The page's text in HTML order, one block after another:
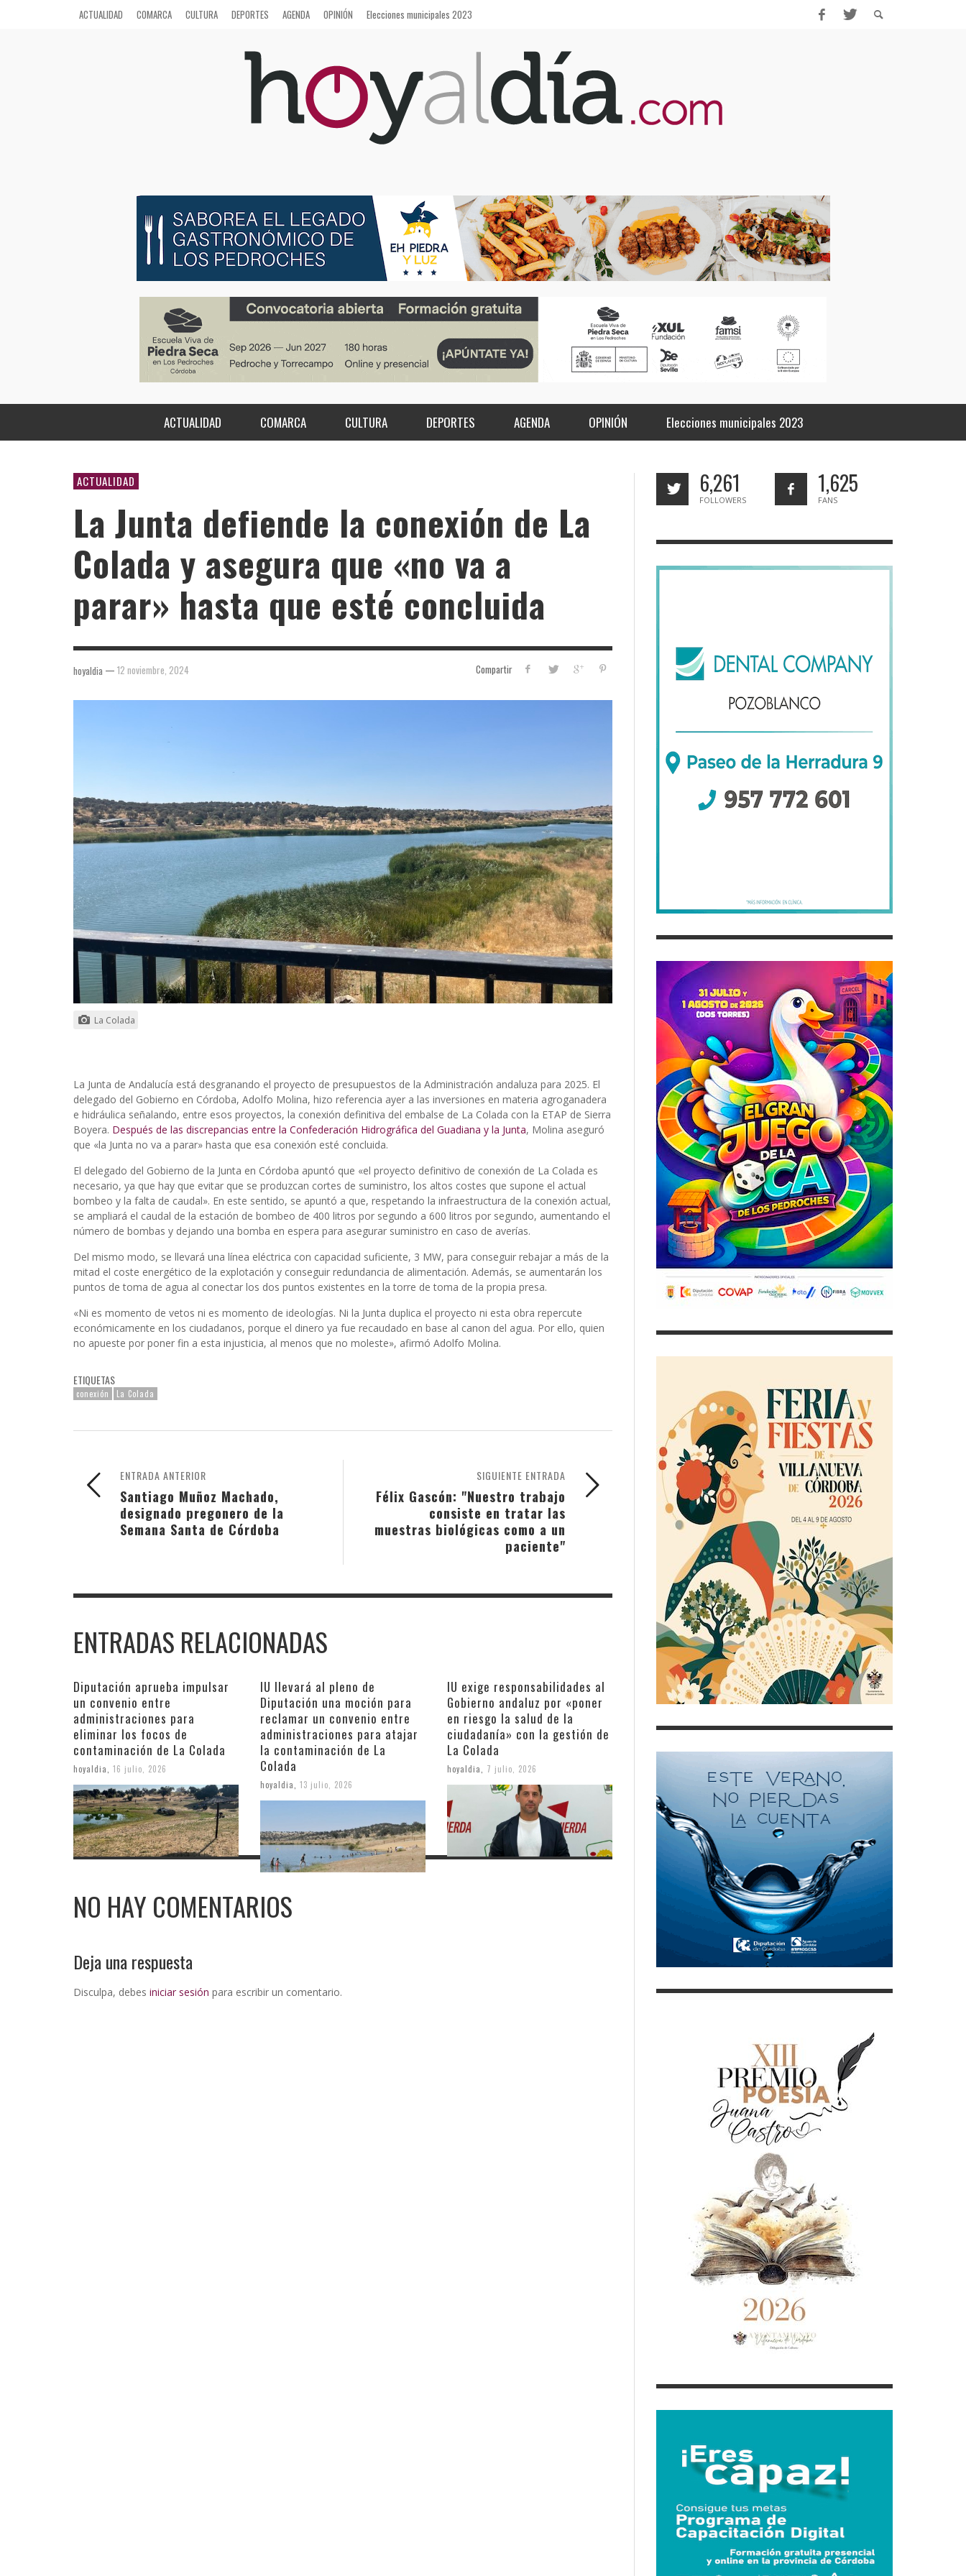
ACTUALIDAD COMARCA CULTURA DEPORTES AGENDA OPINIÓN Elecciones municipales 2023
ACTUALIDAD COMARCA CULTURA DEPORTES AGENDA OPINIÓN Elecciones municipales 2023
ACTUALIDAD
La Junta defiende la conexión de La
Colada y asegura que «no va a
parar» hasta que esté concluida
Compartir
hoyaldia — 12 noviembre, 2024
La Colada
La Junta de Andalucía está desgranando el proyecto de presupuestos de la Administración andaluza para 2025. El
delegado del Gobierno en Córdoba, Adolfo Molina, hizo referencia ayer a las inversiones en materia agroganadera
e hidráulica señalando, entre esos proyectos, la conexión definitiva del embalse de La Colada con la ETAP de Sierra
Boyera. Después de las discrepancias entre la Confederación Hidrográfica del Guadiana y la Junta, Molina aseguró
que «la Junta no va a parar» hasta que esa conexión esté concluida.
El delegado del Gobierno de la Junta en Córdoba apuntó que «el proyecto definitivo de conexión de La Colada es
necesario, ya que hay que evitar que se produzcan cortes de suministro, los altos costes que supone el actual
bombeo y la falta de caudal». En este sentido, se apuntó a que, respetando la infraestructura de la conexión actual,
se ampliará el caudal de la estación de bombeo de 400 litros por segundo a 600 litros por segundo, aumentando el
número de bombas y dejando una bomba en espera para asegurar suministro en caso de averías.
Del mismo modo, se llevará una línea eléctrica con capacidad suficiente, 3 MW, para conseguir rebajar a más de la
mitad el coste energético de la explotación y conseguir redundancia de alimentación. Además, se aumentarán los
puntos de toma de agua al conectar los dos puntos existentes en la torre de toma de la propia presa.
«Ni es momento de vetos ni es momento de ideologías. Ni la Junta duplica el proyecto ni esta obra repercute
económicamente en los ciudadanos, porque el dinero ya fue recaudado en base al canon del agua. Por ello, quien
no apueste por poner fin a esta injusticia, al menos que no moleste», afirmó Adolfo Molina.
ETIQUETAS
conexión La Colada
SIGUIENTE ENTRADA
Félix Gascón: "Nuestro trabajo
consiste en tratar las
muestras biológicas como a un
paciente"
ENTRADA ANTERIOR
Santiago Muñoz Machado,
designado pregonero de la
Semana Santa de Córdoba
ENTRADAS RELACIONADAS
Diputación aprueba impulsar
un convenio entre
administraciones para
eliminar los focos de
contaminación de La Colada
hoyaldia 16 julio, 2026
IU llevará al pleno de
Diputación una moción para
reclamar un convenio entre
administraciones para atajar
la contaminación de La
Colada
hoyaldia 13 julio, 2026
IU exige responsabilidades al
Gobierno andaluz por «poner
en riesgo la salud de la
ciudadanía» con la gestión de
La Colada
hoyaldia 7 julio, 2026
NO HAY COMENTARIOS
Deja una respuesta
Disculpa, debes iniciar sesión para escribir un comentario.
6,261
FOLLOWERS
1,625
FANS